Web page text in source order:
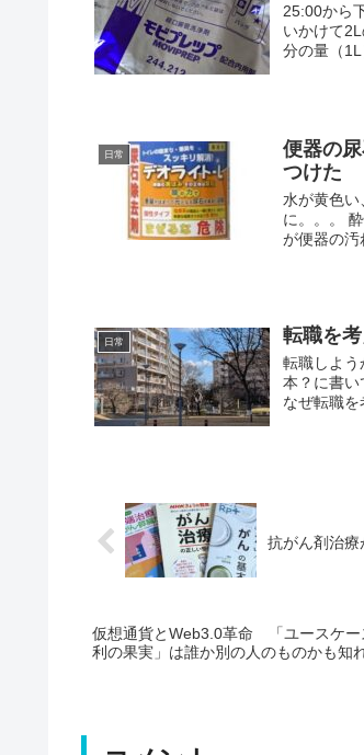
25:00から
いかけて
分の量（1L
日常
便器の
つけた
水が黄色
に。。。
が便器の汚
日常 転職を
転職しよ
本？に書
なぜ転職を
抗がん剤治療
仮想通貨とWeb3.0革命 「ユースケー
利の果実」は誰か別の人のものかも知